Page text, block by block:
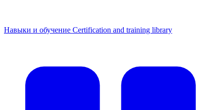
Навыки и обучение Certification and training library